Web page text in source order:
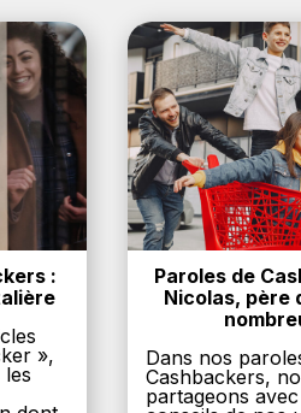
:
»,
Paroles de
Nicolas, père
Dans nos
Cashbackers,
partageons